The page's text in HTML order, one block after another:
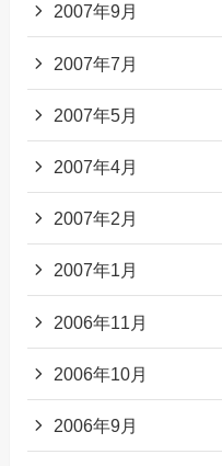
2007年9月
2007年7月
2007年5月
2007年4月
2007年2月
2007年1月
2006年11月
2006年10月
2006年9月